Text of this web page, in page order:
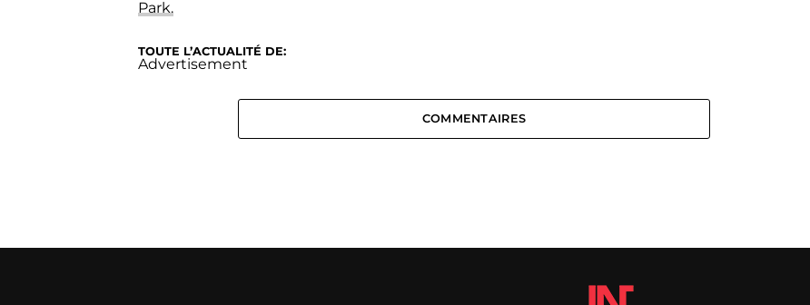
Park.
TOUTE L’ACTUALITÉ DE:
Advertisement
COMMENTAIRES